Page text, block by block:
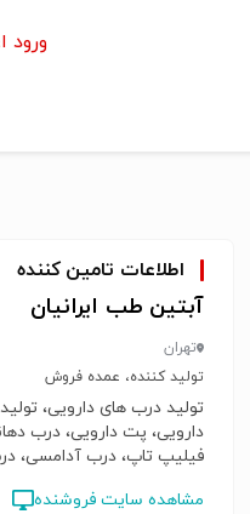
ورود
اطلاعات تامین کننده
آبتین طب ایرانیان
تهران
تولید کننده، عمده فروش
تولید درب های دارویی،
38، درب شامپو، درب چایلد پروف
مشاهده سایت فروشنده